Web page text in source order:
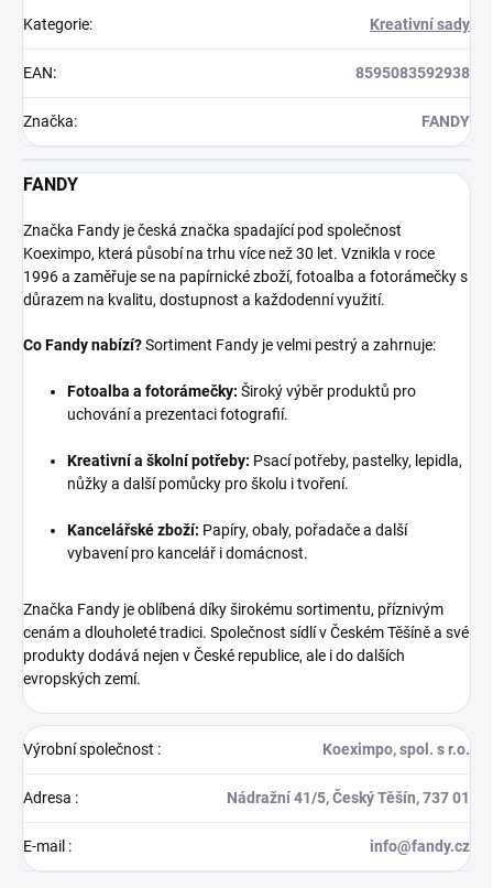
Kategorie: Kreativní sady
EAN: 8595083592938
Značka: FANDY
FANDY
Značka Fandy je česká značka spadající pod společnost
Koeximpo, která působí na trhu více než 30 let. Vznikla v roce
1996 a zaměřuje se na papírnické zboží, fotoalba a fotorámečky s
důrazem na kvalitu, dostupnost a každodenní využití.
Co Fandy nabízí?Sortiment Fandy je velmi pestrý a zahrnuje:
Fotoalba a fotorámečky: Široký výběr produktů pro
uchování a prezentaci fotografií.
Kreativní a školní potřeby: Psací potřeby, pastelky, lepidla,
nůžky a další pomůcky pro školu i tvoření.
Kancelářské zboží: Papíry, obaly, pořadače a další
vybavení pro kancelář i domácnost.
Značka Fandy je oblíbená díky širokému sortimentu, příznivým
cenám a dlouholeté tradici. Společnost sídlí v Českém Těšíně a své
produkty dodává nejen v České republice, ale i do dalších
evropských zemí.
Výrobní společnost : Koeximpo, spol. s r.o.
Adresa : Nádražní 41/5, Český Těšín, 737 01
E-mail : info@fandy.cz